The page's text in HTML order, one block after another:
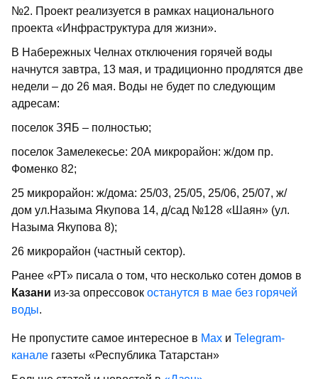
№2. Проект реализуется в рамках национального
проекта «Инфраструктура для жизни».
В Набережных Челнах отключения горячей воды
начнутся завтра, 13 мая, и традиционно продлятся две
недели – до 26 мая. Воды не будет по следующим
адресам:
поселок ЗЯБ – полностью;
поселок Замелекесье: 20А микрорайон: ж/дом пр.
Фоменко 82;
25 микрорайон: ж/дома: 25/03, 25/05, 25/06, 25/07, ж/
дом ул.Назыма Якупова 14, д/сад №128 «Шаян» (ул.
Назыма Якупова 8);
26 микрорайон (частный сектор).
Ранее «РТ» писала о том, что несколько сотен домов в
Казани из-за опрессовок останутся в мае без горячей
воды.
Не пропустите самое интересное в Max и Telegram-
канале газеты «Республика Татарстан»